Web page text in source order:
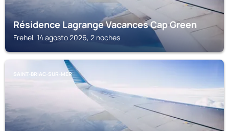
Résidence Lagrange Vacances Cap Green
Frehel, 14 agosto 2026, 2 noches
SAINT-BRIAC-SUR-MER